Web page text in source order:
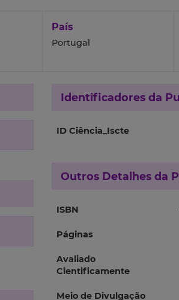
País
Portugal
Identificadores da
ID Ciência_Iscte
Outros Detalhes da
ISBN
Páginas
Avaliado
Cientificamente
Meio de Divulgação